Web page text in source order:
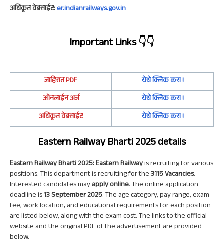
अधिकृत वेबसाईट:er.indianrailways.gov.in
Important Links👇👇
जाहिरातPDF
येथे क्लिक करा !
ऑनलाईन अर्ज
येथे क्लिक करा !
अधिकृत वेबसाईट
येथे क्लिक करा !
Eastern Railway Bharti 2025 details
Eastern Railway Bharti 2025: Eastern Railwayis recruiting for various
positions. This department is recruiting for the3115Vacancies.
Interested candidates mayapply online. The online application
deadline is13 September 2025. The age category, pay range, exam
fee, work location, and educational requirements for each position
are listed below, along with the exam cost. The links to the official
website and the original PDF of the advertisement are provided
below.